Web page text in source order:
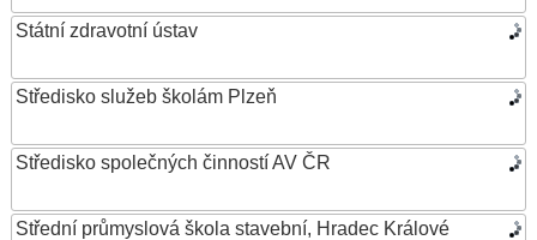
Státní zdravotní ústav
Středisko služeb školám Plzeň
Středisko společných činností AV ČR
Střední průmyslová škola stavební, Hradec Králové